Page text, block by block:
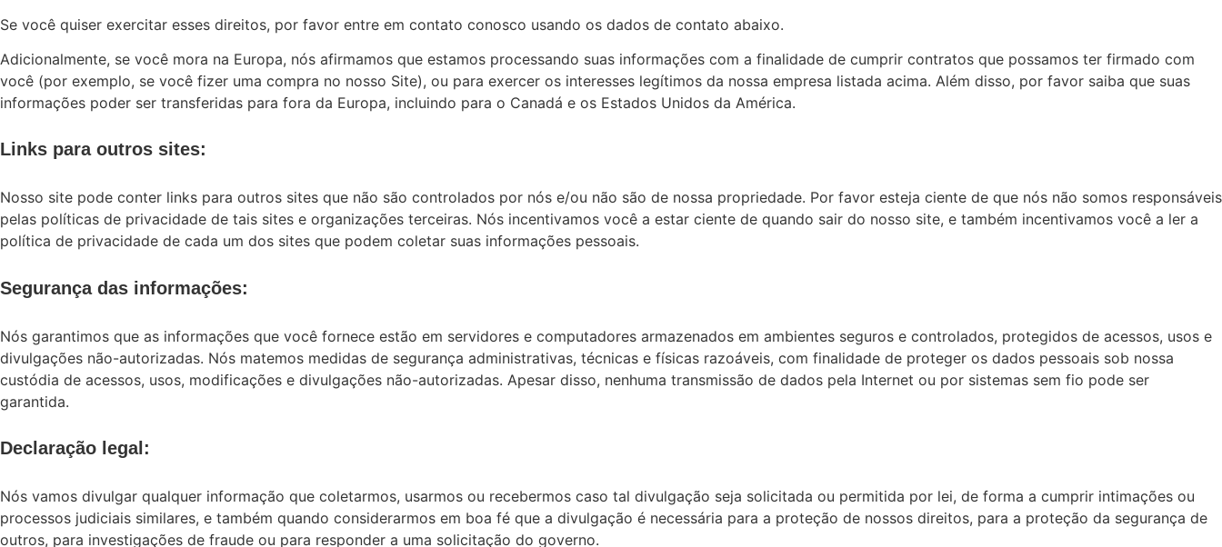
Se você quiser exercitar esses direitos, por favor entre em contato conosco usando os dados de contato abaixo.
Adicionalmente, se você mora na Europa, nós afirmamos que estamos processando suas informações com a finalidade de cumprir contratos que possamos ter firmado com
você (por exemplo, se você fizer uma compra no nosso Site), ou para exercer os interesses legítimos da nossa empresa listada acima. Além disso, por favor saiba que suas
informações poder ser transferidas para fora da Europa, incluindo para o Canadá e os Estados Unidos da América.
Links para outros sites:
Nosso site pode conter links para outros sites que não são controlados por nós e/ou não são de nossa propriedade. Por favor esteja ciente de que nós não somos responsáveis
pelas políticas de privacidade de tais sites e organizações terceiras. Nós incentivamos você a estar ciente de quando sair do nosso site, e também incentivamos você a ler a
política de privacidade de cada um dos sites que podem coletar suas informações pessoais.
Segurança das informações:
Nós garantimos que as informações que você fornece estão em servidores e computadores armazenados em ambientes seguros e controlados, protegidos de acessos, usos e
divulgações não-autorizadas. Nós matemos medidas de segurança administrativas, técnicas e físicas razoáveis, com finalidade de proteger os dados pessoais sob nossa
custódia de acessos, usos, modificações e divulgações não-autorizadas. Apesar disso, nenhuma transmissão de dados pela Internet ou por sistemas sem fio pode ser
garantida.
Declaração legal:
Nós vamos divulgar qualquer informação que coletarmos, usarmos ou recebermos caso tal divulgação seja solicitada ou permitida por lei, de forma a cumprir intimações ou
processos judiciais similares, e também quando considerarmos em boa fé que a divulgação é necessária para a proteção de nossos direitos, para a proteção da segurança de
outros, para investigações de fraude ou para responder a uma solicitação do governo.